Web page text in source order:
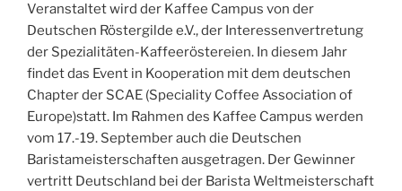
Veranstaltet wird der Kaffee Campus von der
Deutschen Röstergilde e.V., der Interessenvertretung
der Spezialitäten-Kaffeeröstereien. In diesem Jahr
findet das Event in Kooperation mit dem deutschen
Chapter der SCAE (Speciality Coffee Association of
Europe)statt. Im Rahmen des Kaffee Campus werden
vom 17.-19. September auch die Deutschen
Baristameisterschaften ausgetragen. Der Gewinner
vertritt Deutschland bei der Barista Weltmeisterschaft